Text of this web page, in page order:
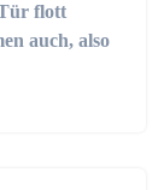
flott
auch, also